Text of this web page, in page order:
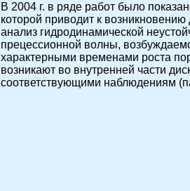
В 2004 г. в ряде работ было
которой приводит к
анализ гидродинамической
прецессионной волны,
характерными временами роста
возникают во внутренней части
соответствующими наблюдениям